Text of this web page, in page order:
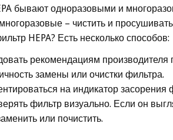
бывают одноразовыми и
– чистить и
HEPA? Есть несколько способов:
рекомендациям производителя
замены или очистки фильтра.
на индикатор засорения
фильтр визуально. Если он
или почистить.